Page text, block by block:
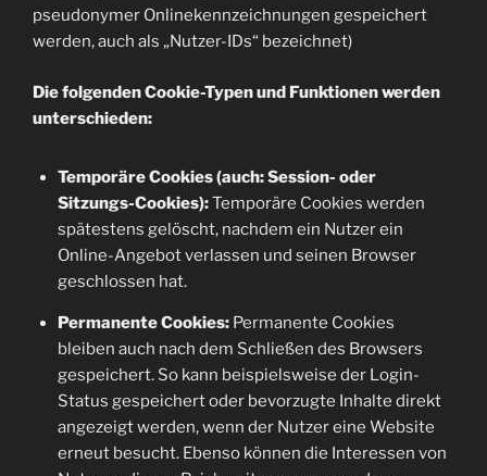
pseudonymer Onlinekennzeichnungen gespeichert
werden, auch als „Nutzer-IDs“ bezeichnet)
Die folgenden Cookie-Typen und Funktionen werden
unterschieden:
Temporäre Cookies (auch: Session- oder
Sitzungs-Cookies):Temporäre Cookies werden
spätestens gelöscht, nachdem ein Nutzer ein
Online-Angebot verlassen und seinen Browser
geschlossen hat.
Permanente Cookies:Permanente Cookies
bleiben auch nach dem Schließen des Browsers
gespeichert. So kann beispielsweise der Login-
Status gespeichert oder bevorzugte Inhalte direkt
angezeigt werden, wenn der Nutzer eine Website
erneut besucht. Ebenso können die Interessen von